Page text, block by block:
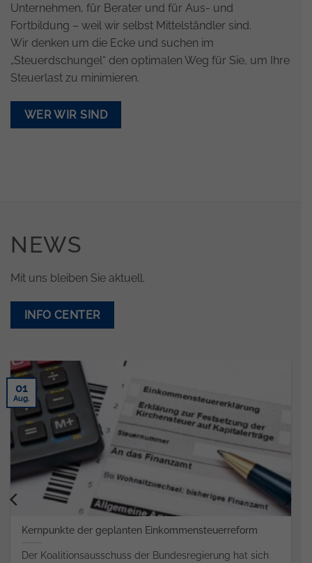
Unternehmen, für Berater und für Aus- und
Fortbildung – weil wir selbst Mittelständler sind.
Wir denken um die Ecke und suchen im
„Steuerdschungel“ den optimalen Weg für Sie, um Ihre
Steuerlast zu minimieren.
WER WIR SIND
NEWS
Mit uns bleiben Sie aktuell.
INFO CENTER
Kernpunkte der geplanten Einkommensteuerreform
Der Koalitionsausschuss der Bundesregierung hat sich
01
Aug.